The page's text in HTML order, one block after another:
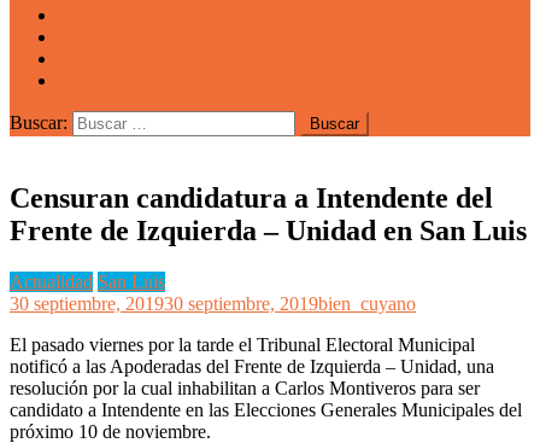
Buscar:
Censuran candidatura a Intendente del
Frente de Izquierda – Unidad en San Luis
Actualidad San Luis
30 septiembre, 201930 septiembre, 2019bien_cuyano
El pasado viernes por la tarde el Tribunal Electoral Municipal
notificó a las Apoderadas del Frente de Izquierda – Unidad, una
resolución por la cual inhabilitan a Carlos Montiveros para ser
candidato a Intendente en las Elecciones Generales Municipales del
próximo 10 de noviembre.